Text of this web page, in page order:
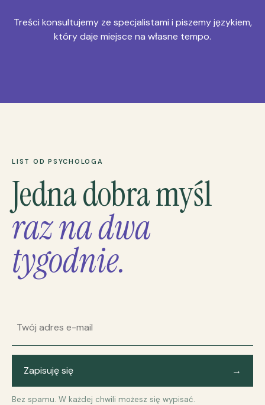
Treści konsultujemy ze specjalistami i piszemy językiem,
który daje miejsce na własne tempo.
LIST OD PSYCHOLOGA
Jedna dobra myśl
raz na dwa
tygodnie.
Zapisuję się →
Bez spamu. W każdej chwili możesz się wypisać.